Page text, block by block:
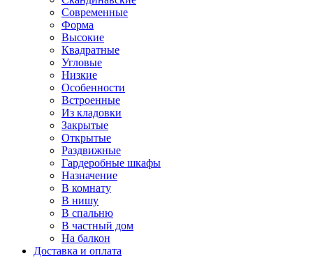
Современные
Форма
Высокие
Квадратные
Угловые
Низкие
Особенности
Встроенные
Из кладовки
Закрытые
Открытые
Раздвижные
Гардеробные шкафы
Назначение
В комнату
В нишу
В спальню
В частный дом
На балкон
Доставка и оплата